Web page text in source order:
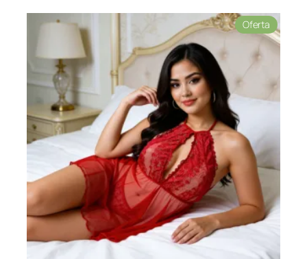
Oferta
en
oferta